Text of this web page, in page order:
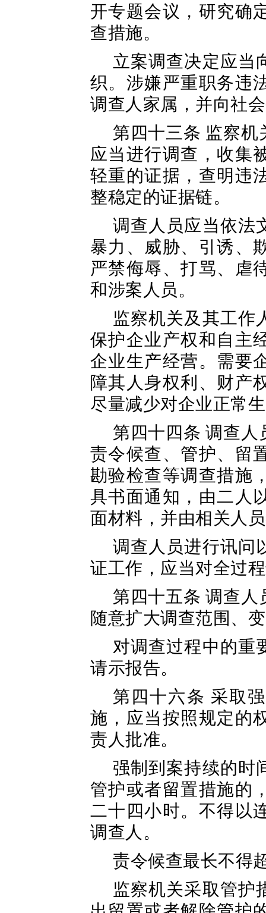
开专题会议，研究确
查措施。
立案调查决定应当
织。涉嫌严重职务违
调查人家属，并向社
第四十三条 监察
应当进行调查，收集
轻重的证据，查明违
整稳定的证据链。
调查人员应当依法
暴力、威胁、引诱、
严禁侮辱、打骂、虐
和涉案人员。
监察机关及其工作
保护企业产权和自主
企业生产经营。需要
障其人身权利、财产
尽量减少对企业正常
第四十四条 调查
责令候查、管护、留
勘验检查等调查措施
具书面通知，由二人
面材料，并由相关人
调查人员进行讯问
证工作，应当对全过
第四十五条 调查
随意扩大调查范围、
对调查过程中的重
请示报告。
第四十六条 采取
施，应当按照规定的
责人批准。
强制到案持续的时
管护或者留置措施的
二十四小时。不得以
调查人。
责令候查最长不得
监察机关采取管护